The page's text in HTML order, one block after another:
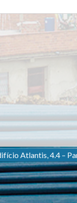
Atlantis, 4.4 –